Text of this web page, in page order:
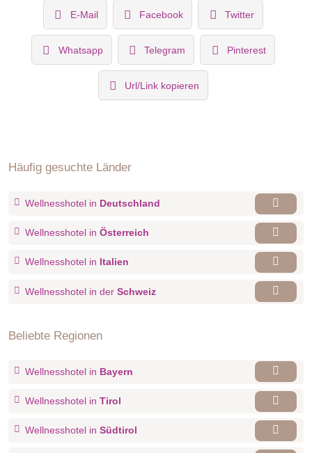
E-Mail Facebook Twitter
Whatsapp Telegram Pinterest
Url/Link kopieren
Häufig gesuchte Länder
Wellnesshotel in Deutschland
Wellnesshotel in Österreich
Wellnesshotel in Italien
Wellnesshotel in der Schweiz
Beliebte Regionen
Wellnesshotel in Bayern
Wellnesshotel in Tirol
Wellnesshotel in Südtirol